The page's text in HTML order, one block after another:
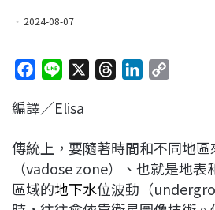
2024-08-07
c
b
o
o
n
a
s
e
d
L
i
n
編譯／Elisa
傳統上，要隨著時間和不同地
（vadose zone）、也就是地
區域的地下水位波動（